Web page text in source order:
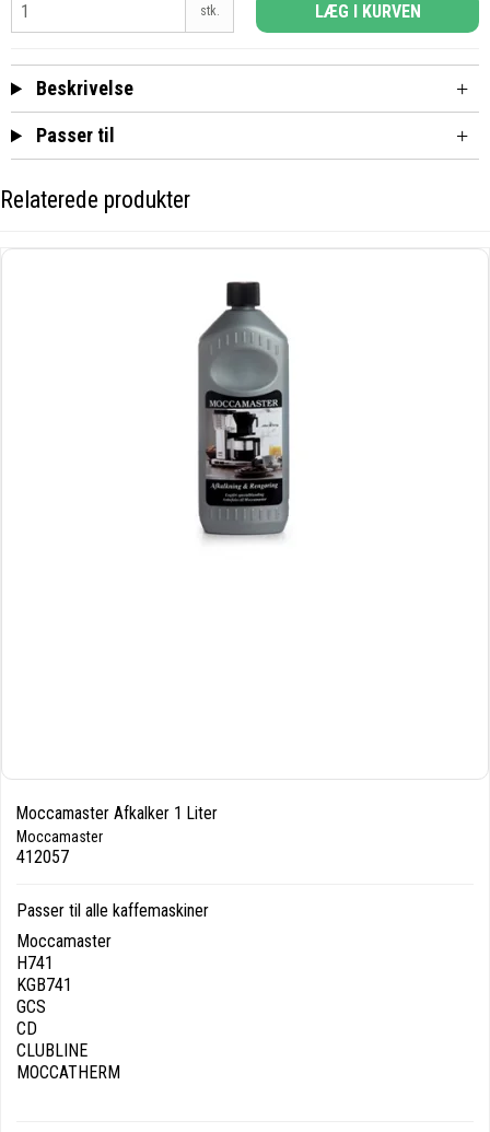
stk. LÆG I KURVEN
Beskrivelse
Passer til
Relaterede produkter
Moccamaster Afkalker 1 Liter
Moccamaster
412057
Passer til alle kaffemaskiner
Moccamaster
H741
KGB741
GCS
CD
CLUBLINE
MOCCATHERM